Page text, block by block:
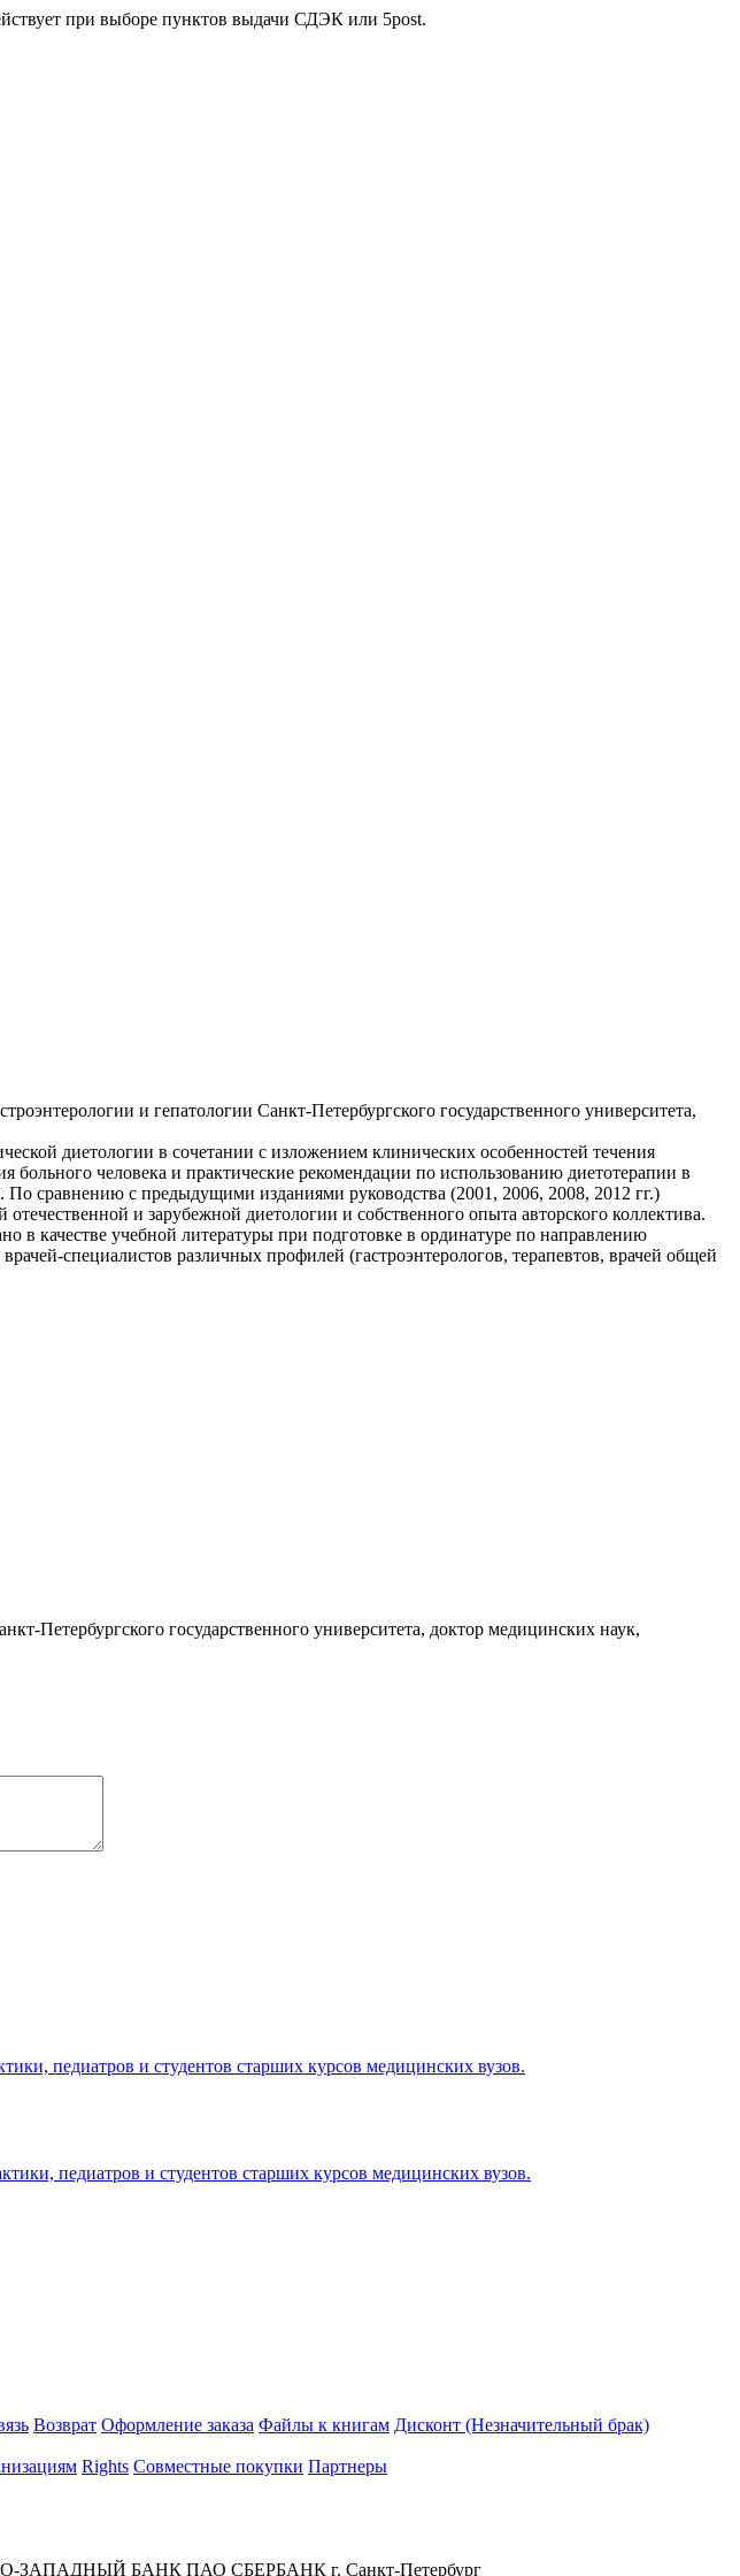
при выборе пунктов выдачи СДЭК или 5post.
и гепатологии Санкт-Петербургского государственного университета,
диетологии в сочетании с изложением клинических особенностей течения
человека и практические рекомендации по использованию диетотерапии в
сравнению с предыдущими изданиями руководства (2001, 2006, 2008, 2012 гг.)
и зарубежной диетологии и собственного опыта авторского коллектива.
в качестве учебной литературы при подготовке в ординатуре по направлению
специалистов различных профилей (гастроэнтерологов, терапевтов, врачей общей
Петербургского государственного университета, доктор медицинских наук,
педиатров и студентов старших курсов медицинских вузов.
педиатров и студентов старших курсов медицинских вузов.
Возврат Оформление заказа Файлы к книгам Дисконт (Незначительный брак)
Rights Совместные покупки Партнеры
ЗАПАДНЫЙ БАНК ПАО СБЕРБАНК г. Санкт-Петербург